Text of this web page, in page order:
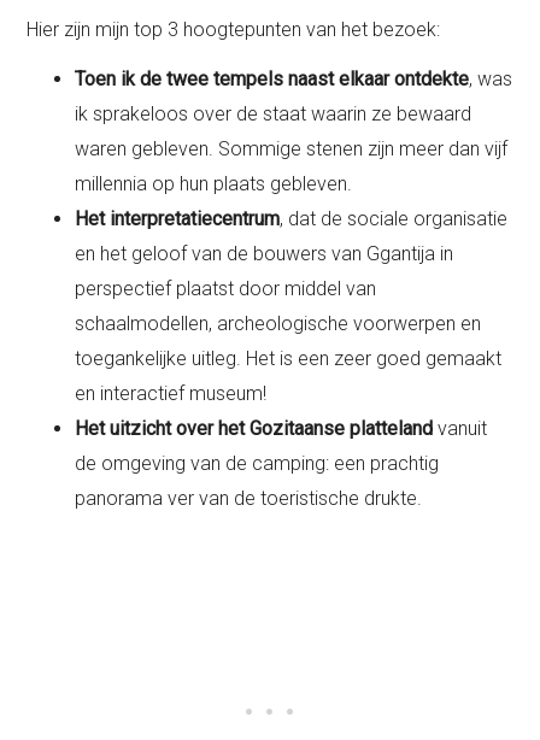
Hier zijn mijn top 3 hoogtepunten van het bezoek:
Toen ik de twee tempels naast elkaar ontdekte, was
ik sprakeloos over de staat waarin ze bewaard
waren gebleven. Sommige stenen zijn meer dan vijf
millennia op hun plaats gebleven.
Het interpretatiecentrum, dat de sociale organisatie
en het geloof van de bouwers van Ggantija in
perspectief plaatst door middel van
schaalmodellen, archeologische voorwerpen en
toegankelijke uitleg. Het is een zeer goed gemaakt
en interactief museum!
Het uitzicht over het Gozitaanse platteland vanuit
de omgeving van de camping: een prachtig
panorama ver van de toeristische drukte.